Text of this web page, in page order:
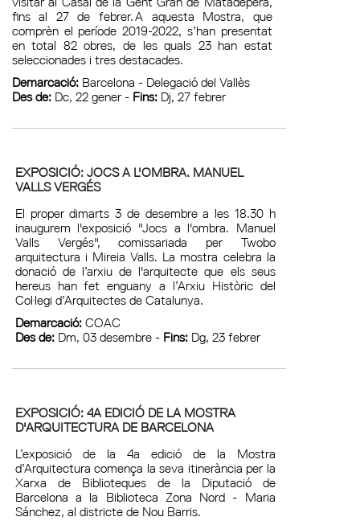
fins al 27 de febrer. A aquesta Mostra, que
comprèn el període 2019-2022, s’han presentat
en total 82 obres, de les quals 23 han estat
seleccionades i tres destacades.
Demarcació: Barcelona - Delegació del Vallès
Des de: Dc, 22 gener - Fins:Dj, 27 febrer
EXPOSICIÓ: JOCS A L'OMBRA. MANUEL
VALLS VERGÉS
El proper dimarts 3 de desembre a les 18.30 h
inaugurem l'exposició "Jocs a l'ombra. Manuel
Valls Vergés", comissariada per Twobo
arquitectura i Mireia Valls. La mostra celebra la
donació de l’arxiu de l'arquitecte que els seus
hereus han fet enguany a l’Arxiu Històric del
Col·legi d’Arquitectes de Catalunya.
Demarcació:COAC
Des de: Dm, 03 desembre - Fins:Dg, 23 febrer
EXPOSICIÓ: 4A EDICIÓ DE LA MOSTRA
D'ARQUITECTURA DE BARCELONA
L’exposició de la 4a edició de la Mostra
d’Arquitectura comença la seva itinerància per la
Xarxa de Biblioteques de la Diputació de
Barcelona a la Biblioteca Zona Nord - Maria
Sánchez, al districte de Nou Barris.